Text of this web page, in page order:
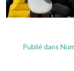
Publié dans